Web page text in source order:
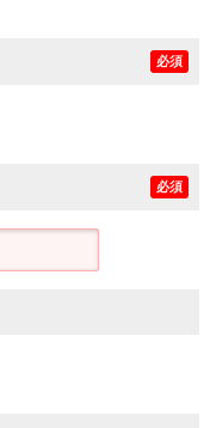
必須
必須